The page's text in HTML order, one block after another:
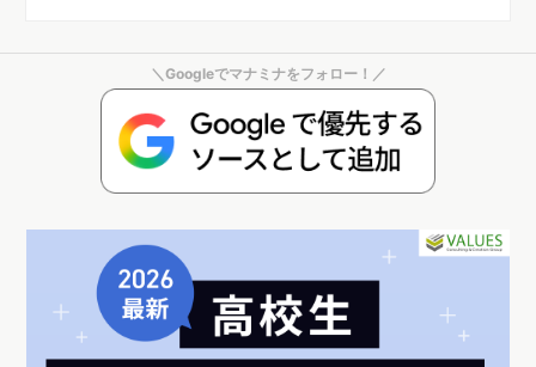
＼Googleでマナミナをフォロー！／